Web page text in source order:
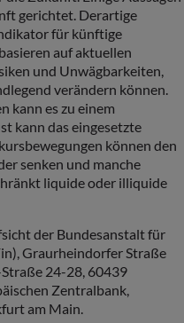
gerichtet. Derartige
für künftige
auf aktuellen
und Unwägbarkeiten,
verändern können.
kann es zu einem
kann das eingesetzte
können den
senken und manche
liquide oder illiquide
der Bundesanstalt für
Graurheindorfer Straße
24-28, 60439
Zentralbank,
am Main.